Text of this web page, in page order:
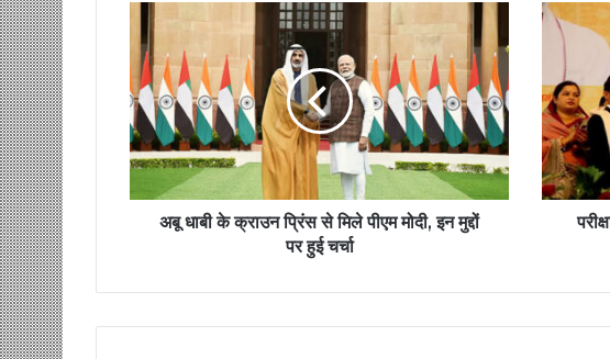
अबू धाबी के क्राउन प्रिंस से मिले पीएम मोदी, इन मुद्दों
पर हुई चर्चा